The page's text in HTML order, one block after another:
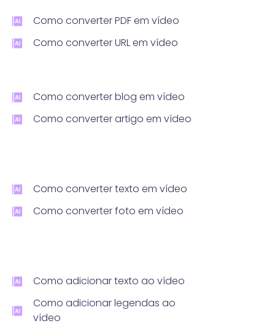
Como converter PDF em vídeo
Como converter URL em vídeo
Como converter blog em vídeo
Como converter artigo em vídeo
Como converter texto em vídeo
Como converter foto em vídeo
Como adicionar texto ao vídeo
Como adicionar legendas ao
vídeo